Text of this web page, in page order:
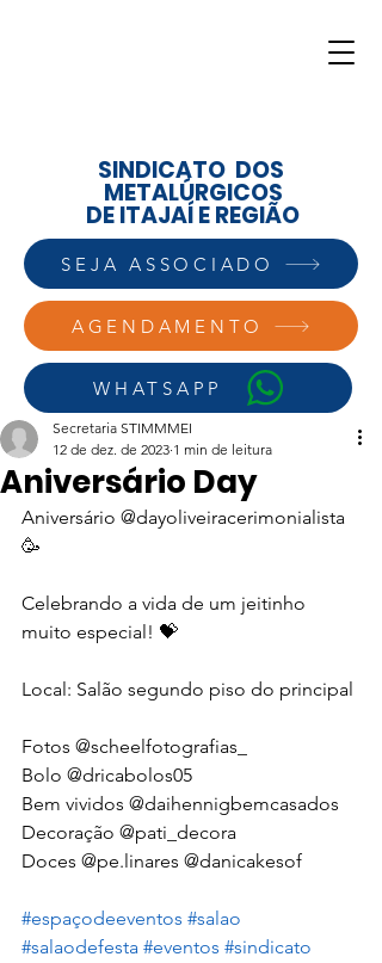
AGENDAMENTO
WHATSAPP
SINDICATO DOS
METALÚRGICOS
DE ITAJAÍ E REGIÃO
SEJA ASSOCIADO
Aniversário Day
Secretaria STIMMMEI
12 de dez. de 2023 1 min de leitura
Aniversário @dayoliveiracerimonialista
🥳
Celebrando a vida de um jeitinho
muito especial! 💝
Local: Salão segundo piso do principal
Fotos @scheelfotografias_
Bolo @dricabolos05
Bem vividos @daihennigbemcasados
Decoração @pati_decora
Doces @pe.linares @danicakesof
#espaçodeeventos #salao
#salaodefesta #eventos #sindicato